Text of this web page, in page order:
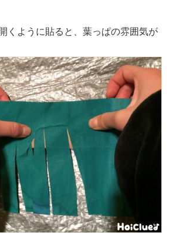
くように貼ると、葉っぱの雰囲気が